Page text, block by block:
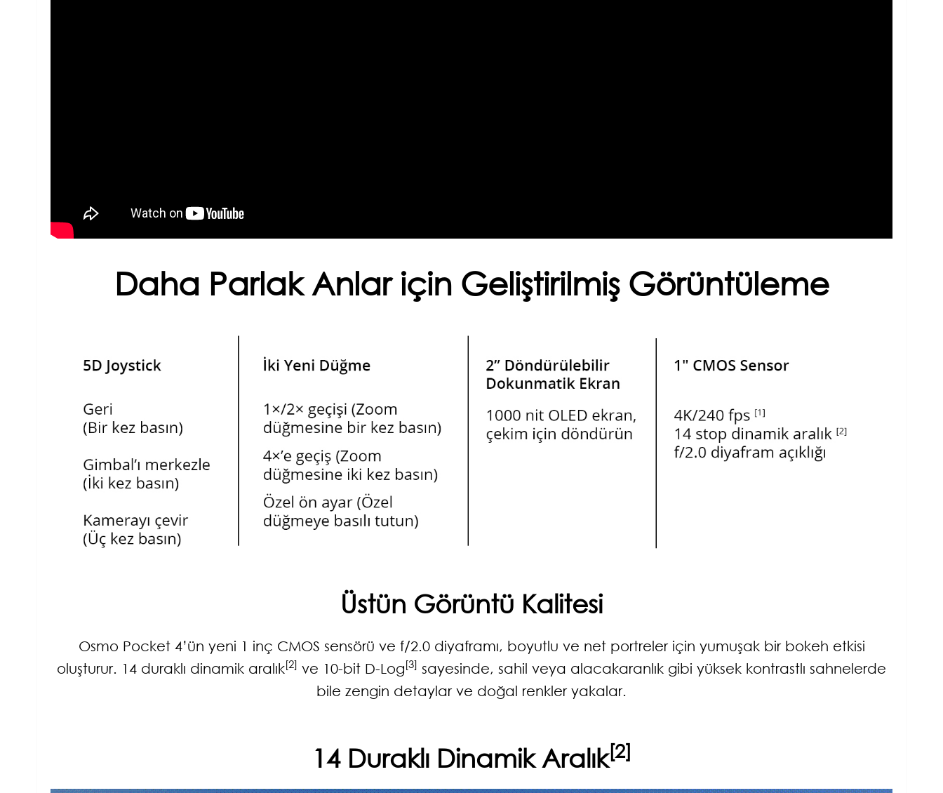
Daha Parlak Anlar için Geliştirilmiş Görüntüleme
Üstün Görüntü Kalitesi
Osmo Pocket 4’ün yeni 1 inç CMOS sensörü ve f/2.0 diyaframı, boyutlu ve net portreler için yumuşak bir bokeh etkisi
oluşturur. 14 duraklı dinamik aralık[2] ve 10-bit D-Log[3] sayesinde, sahil veya alacakaranlık gibi yüksek kontrastlı sahnelerde
bile zengin detaylar ve doğal renkler yakalar.
14 Duraklı Dinamik Aralık[2]